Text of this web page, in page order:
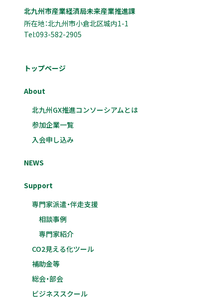
北九州市産業経済局未来産業推進課
所在地：北九州市小倉北区城内1-1
Tel:093-582-2905
トップページ
About
北九州GX推進コンソーシアムとは
参加企業一覧
入会申し込み
NEWS
Support
専門家派遣・伴走支援
相談事例
専門家紹介
CO2見える化ツール
補助金等
総会・部会
ビジネススクール